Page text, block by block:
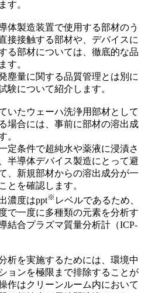
す。
体製造装置で使用する部材のう
接接触する部材や、デバイスに
る部材については、徹底的な品
す。
塵量に関する品質管理とは別に
験について紹介します。
いたウェーハ洗浄用部材として
場合には、事前に部材の溶出成
。
定条件で超純水や薬液に浸漬さ
半導体デバイス製造にとって避
、新規部材からの溶出成分が一
とを確認します。
濃度はppt※ レベルであるため、
で一度に多種類の元素を分析す
結合プラズマ質量分析計（ICP-
析を実施するためには、環境中
ョンを極限まで排除することが
作はクリーンルーム内において